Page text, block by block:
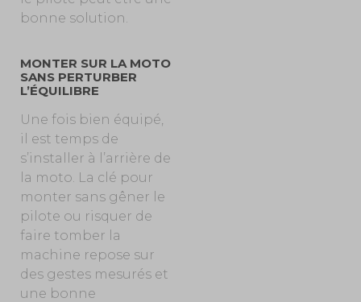
bonne solution.
MONTER SUR LA MOTO
SANS PERTURBER
L’ÉQUILIBRE
Une fois bien équipé,
il est temps de
s’installer à l’arrière de
la moto. La clé pour
monter sans gêner le
pilote ou risquer de
faire tomber la
machine repose sur
des gestes mesurés et
une bonne